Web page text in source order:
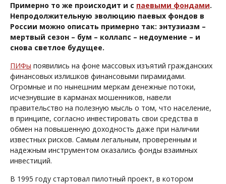
Примерно то же происходит и с паевыми фондами.
Непродолжительную эволюцию паевых фондов в
России можно описать примерно так: энтузиазм –
мертвый сезон – бум – коллапс – недоумение – и
снова светлое будущее.
ПИФы появились на фоне массовых изъятий гражданских
финансовых излишков финансовыми пирамидами.
Огромные и по нынешним меркам денежные потоки,
исчезнувшие в карманах мошенников, навели
правительство на полезную мысль о том, что население,
в принципе, согласно инвестировать свои средства в
обмен на повышенную доходность даже при наличии
известных рисков. Самым легальным, проверенным и
надежным инструментом оказались фонды взаимных
инвестиций.
В 1995 году стартовал пилотный проект, в котором